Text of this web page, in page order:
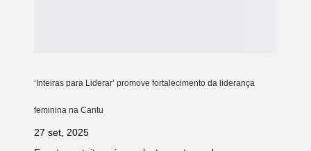
‘Inteiras para Liderar’ promove fortalecimento da liderança
feminina na Cantu
27 set, 2025